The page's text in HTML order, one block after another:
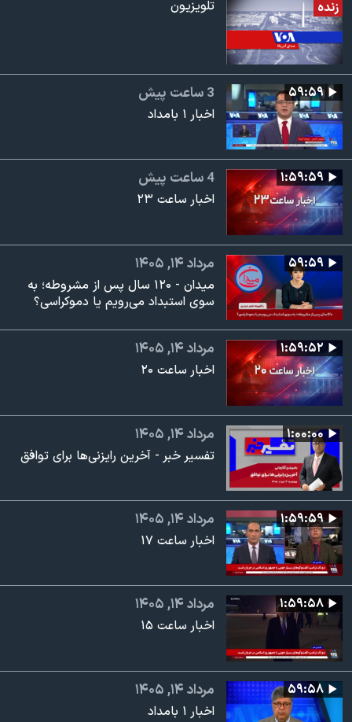
زنده تلویزیون
۵۹:۵۹ 3 ساعت پیش
اخبار ۱ بامداد
۱:۵۹:۵۹ 4 ساعت پیش
اخبار ساعت ۲۳
۵۹:۵۹ مرداد ۱۴, ۱۴۰۵
میدان - ۱۲۰ سال پس از مشروطه؛ به
سوی استبداد می‌رویم یا دموکراسی؟
۱:۵۹:۵۲ مرداد ۱۴, ۱۴۰۵
اخبار ساعت ۲۰
۱:۰۰:۰۰ مرداد ۱۴, ۱۴۰۵
تفسیر خبر - آخرین رایزنی‌ها برای توافق
۱:۵۹:۵۹ مرداد ۱۴, ۱۴۰۵
اخبار ساعت ۱۷
۱:۵۹:۵۸ مرداد ۱۴, ۱۴۰۵
اخبار ساعت ۱۵
۵۹:۵۸ مرداد ۱۴, ۱۴۰۵
اخبار ۱ بامداد